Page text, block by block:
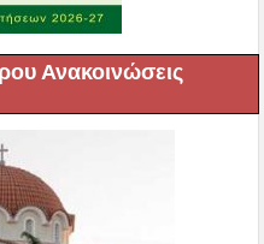
Ανακοινώσεις